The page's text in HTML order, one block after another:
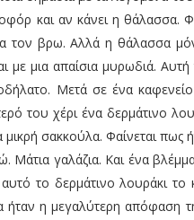
και αν κάνει η θάλασσα.
τον βρω. Αλλά η θάλασσα
με μια απαίσια μυρωδιά.
Μετά σε ένα
του χέρι ένα δερμάτινο
σακκούλα. Φαίνεται πως
Μάτια γαλάζια. Και ένα
το δερμάτινο λουράκι
η μεγαλύτερη απόφαση